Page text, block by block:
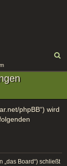
phpBB“) wird
„das Board“) schließt